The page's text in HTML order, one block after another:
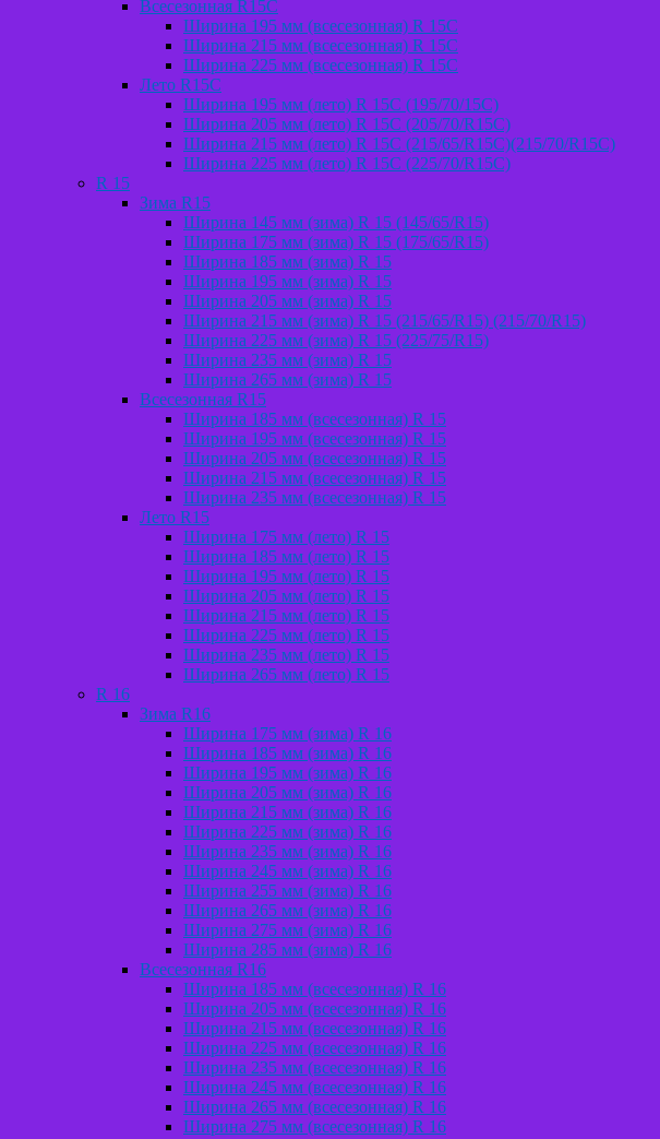
Всесезонная R15C
Ширина 195 мм (всесезонная) R 15C
Ширина 215 мм (всесезонная) R 15C
Ширина 225 мм (всесезонная) R 15C
Лето R15C
Ширина 195 мм (лето) R 15С (195/70/15C)
Ширина 205 мм (лето) R 15С (205/70/R15C)
Ширина 215 мм (лето) R 15С (215/65/R15C)(215/70/R15C)
Ширина 225 мм (лето) R 15С (225/70/R15C)
R 15
Зима R15
Ширина 145 мм (зима) R 15 (145/65/R15)
Ширина 175 мм (зима) R 15 (175/65/R15)
Ширина 185 мм (зима) R 15
Ширина 195 мм (зима) R 15
Ширина 205 мм (зима) R 15
Ширина 215 мм (зима) R 15 (215/65/R15) (215/70/R15)
Ширина 225 мм (зима) R 15 (225/75/R15)
Ширина 235 мм (зима) R 15
Ширина 265 мм (зима) R 15
Всесезонная R15
Ширина 185 мм (всесезонная) R 15
Ширина 195 мм (всесезонная) R 15
Ширина 205 мм (всесезонная) R 15
Ширина 215 мм (всесезонная) R 15
Ширина 235 мм (всесезонная) R 15
Лето R15
Ширина 175 мм (лето) R 15
Ширина 185 мм (лето) R 15
Ширина 195 мм (лето) R 15
Ширина 205 мм (лето) R 15
Ширина 215 мм (лето) R 15
Ширина 225 мм (лето) R 15
Ширина 235 мм (лето) R 15
Ширина 265 мм (лето) R 15
R 16
Зима R16
Ширина 175 мм (зима) R 16
Ширина 185 мм (зима) R 16
Ширина 195 мм (зима) R 16
Ширина 205 мм (зима) R 16
Ширина 215 мм (зима) R 16
Ширина 225 мм (зима) R 16
Ширина 235 мм (зима) R 16
Ширина 245 мм (зима) R 16
Ширина 255 мм (зима) R 16
Ширина 265 мм (зима) R 16
Ширина 275 мм (зима) R 16
Ширина 285 мм (зима) R 16
Всесезонная R16
Ширина 185 мм (всесезонная) R 16
Ширина 205 мм (всесезонная) R 16
Ширина 215 мм (всесезонная) R 16
Ширина 225 мм (всесезонная) R 16
Ширина 235 мм (всесезонная) R 16
Ширина 245 мм (всесезонная) R 16
Ширина 265 мм (всесезонная) R 16
Ширина 275 мм (всесезонная) R 16